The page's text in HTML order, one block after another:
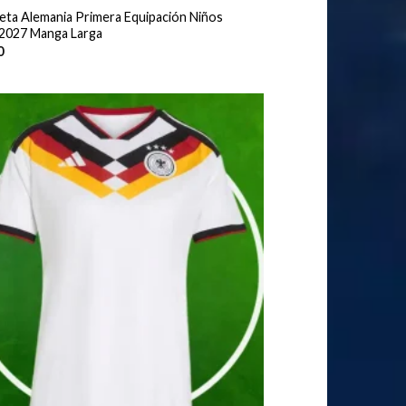
Alemania Primera Equipación Niños
Manga Larga